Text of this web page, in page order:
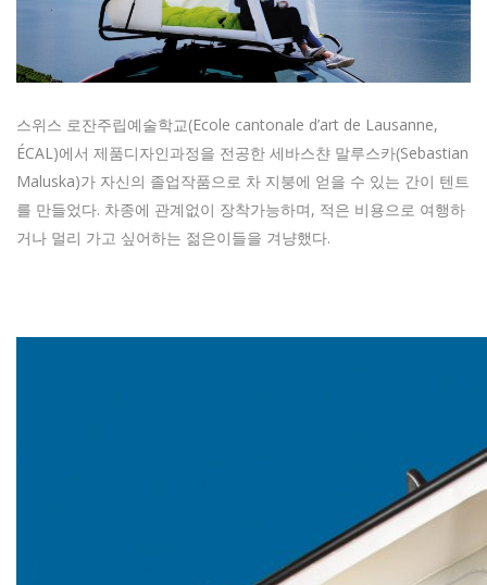
스위스 로잔주립예술학교(Ecole cantonale d’art de Lausanne,
ÉCAL)에서 제품디자인과정을 전공한 세바스챤 말루스카(Sebastian
Maluska)가 자신의 졸업작품으로 차 지붕에 얻을 수 있는 간이 텐트
를 만들었다. 차종에 관계없이 장착가능하며, 적은 비용으로 여행하
거나 멀리 가고 싶어하는 젊은이들을 겨냥했다.